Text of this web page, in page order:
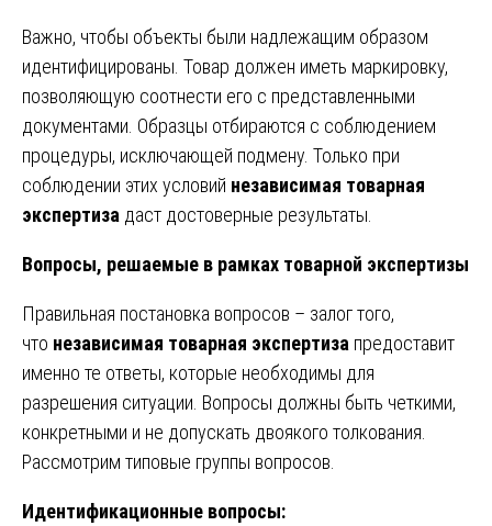
Важно, чтобы объекты были надлежащим образом
идентифицированы. Товар должен иметь маркировку,
позволяющую соотнести его с представленными
документами. Образцы отбираются с соблюдением
процедуры, исключающей подмену. Только при
соблюдении этих условий независимая товарная
экспертиза даст достоверные результаты.
Вопросы, решаемые в рамках товарной экспертизы
Правильная постановка вопросов – залог того,
что независимая товарная экспертиза предоставит
именно те ответы, которые необходимы для
разрешения ситуации. Вопросы должны быть четкими,
конкретными и не допускать двоякого толкования.
Рассмотрим типовые группы вопросов.
Идентификационные вопросы: